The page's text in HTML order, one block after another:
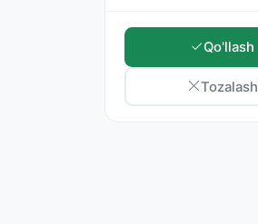
Qo'llash
Tozalash